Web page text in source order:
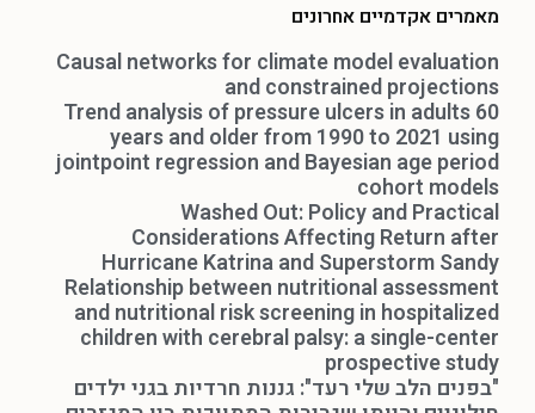
מאמרים אקדמיים אחרונים
Causal networks for climate model evaluation
and constrained projections
Trend analysis of pressure ulcers in adults 60
years and older from 1990 to 2021 using
jointpoint regression and Bayesian age period
cohort models
Washed Out: Policy and Practical
Considerations Affecting Return after
Hurricane Katrina and Superstorm Sandy
Relationship between nutritional assessment
and nutritional risk screening in hospitalized
children with cerebral palsy: a single-center
prospective study
"בפנים הלב שלי רעד": גננות חרדיות בגני ילדים